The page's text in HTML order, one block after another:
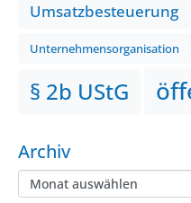
Umsatzbesteuerung
Unternehmensorganisation
§ 2b UStG
Archiv